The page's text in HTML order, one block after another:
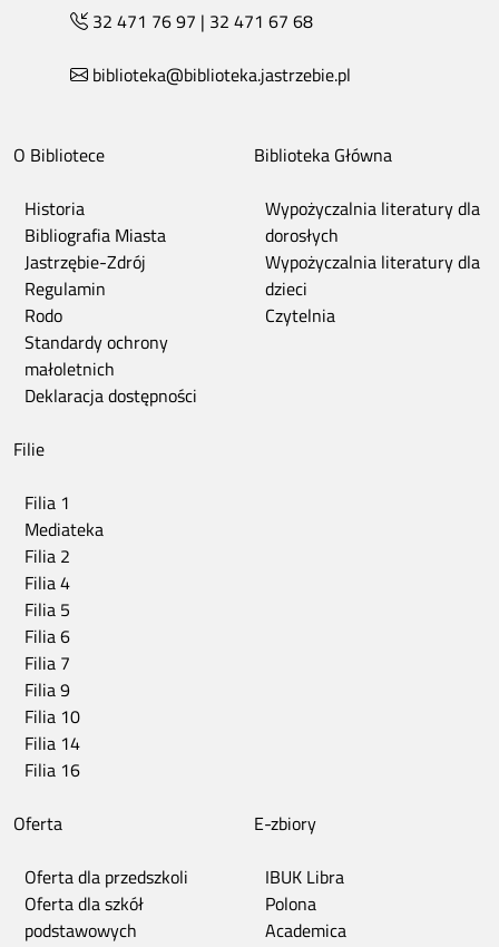
32 471 76 97 | 32 471 67 68
biblioteka@biblioteka.jastrzebie.pl
O Bibliotece
Historia
Bibliografia Miasta
Jastrzębie-Zdrój
Regulamin
Rodo
Standardy ochrony
małoletnich
Deklaracja dostępności
Biblioteka Główna
Wypożyczalnia literatury dla
dorosłych
Wypożyczalnia literatury dla
dzieci
Czytelnia
Filie
Filia 1
Mediateka
Filia 2
Filia 4
Filia 5
Filia 6
Filia 7
Filia 9
Filia 10
Filia 14
Filia 16
Oferta
Oferta dla przedszkoli
Oferta dla szkół
podstawowych
E-zbiory
IBUK Libra
Polona
Academica